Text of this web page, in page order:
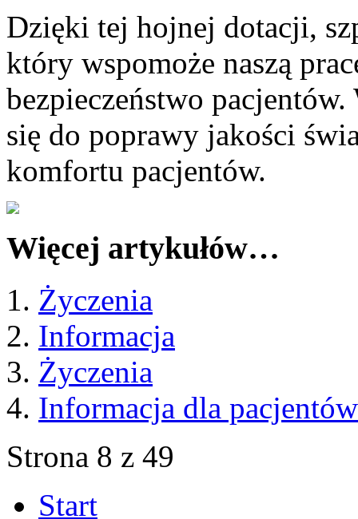
Dzięki tej hojnej dotacji,
który wspomoże naszą
bezpieczeństwo
się do poprawy jakości
komfortu pacjentów.
Więcej artykułów…
Życzenia
Informacja
Życzenia
Informacja dla pacjentów
Strona 8 z 49
Start